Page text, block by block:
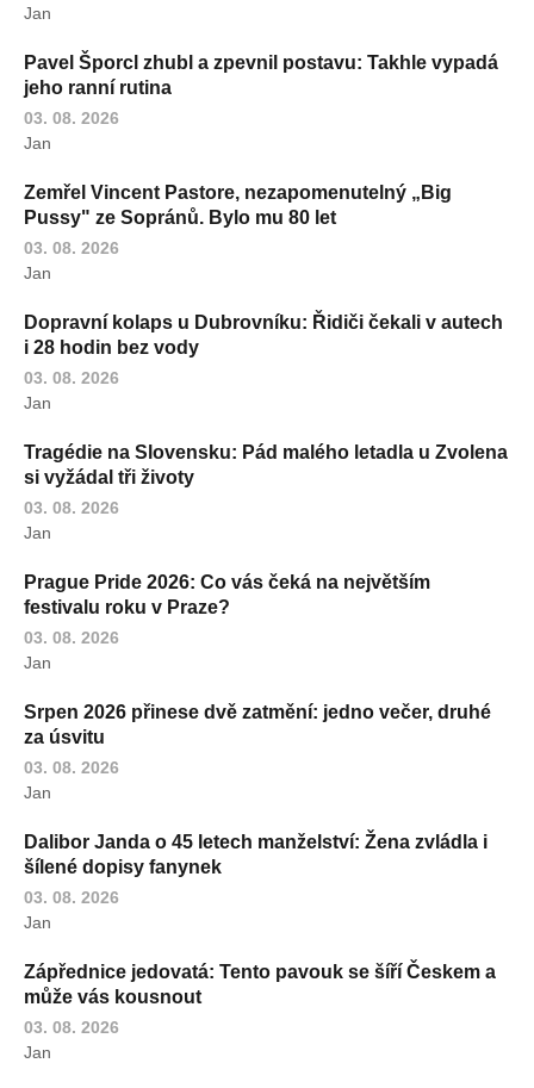
Jan
Pavel Šporcl zhubl a zpevnil postavu: Takhle vypadá
jeho ranní rutina
03. 08. 2026
Jan
Zemřel Vincent Pastore, nezapomenutelný „Big
Pussy" ze Sopránů. Bylo mu 80 let
03. 08. 2026
Jan
Dopravní kolaps u Dubrovníku: Řidiči čekali v autech
i 28 hodin bez vody
03. 08. 2026
Jan
Tragédie na Slovensku: Pád malého letadla u Zvolena
si vyžádal tři životy
03. 08. 2026
Jan
Prague Pride 2026: Co vás čeká na největším
festivalu roku v Praze?
03. 08. 2026
Jan
Srpen 2026 přinese dvě zatmění: jedno večer, druhé
za úsvitu
03. 08. 2026
Jan
Dalibor Janda o 45 letech manželství: Žena zvládla i
šílené dopisy fanynek
03. 08. 2026
Jan
Zápřednice jedovatá: Tento pavouk se šíří Českem a
může vás kousnout
03. 08. 2026
Jan